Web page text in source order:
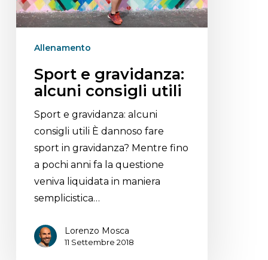
Allenamento
Sport e gravidanza:
alcuni consigli utili
Sport e gravidanza: alcuni
consigli utili È dannoso fare
sport in gravidanza? Mentre fino
a pochi anni fa la questione
veniva liquidata in maniera
semplicistica…
Lorenzo Mosca
11 Settembre 2018